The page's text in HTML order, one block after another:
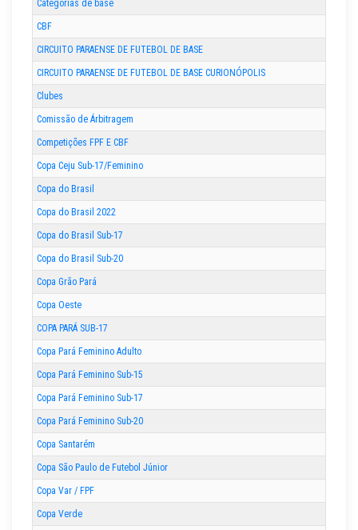
Categorias de base
CBF
CIRCUITO PARAENSE DE FUTEBOL DE BASE
CIRCUITO PARAENSE DE FUTEBOL DE BASE CURIONÓPOLIS
Clubes
Comissão de Árbitragem
Competições FPF E CBF
Copa Ceju Sub-17/Feminino
Copa do Brasil
Copa do Brasil 2022
Copa do Brasil Sub-17
Copa do Brasil Sub-20
Copa Grão Pará
Copa Oeste
COPA PARÁ SUB-17
Copa Pará Feminino Adulto
Copa Pará Feminino Sub-15
Copa Pará Feminino Sub-17
Copa Pará Feminino Sub-20
Copa Santarém
Copa São Paulo de Futebol Júnior
Copa Var / FPF
Copa Verde